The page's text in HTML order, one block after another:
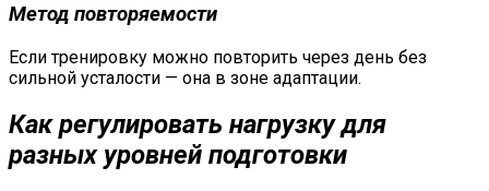
Метод повторяемости
Если тренировку можно повторить через день без
сильной усталости — она в зоне адаптации.
Как регулировать нагрузку для
разных уровней подготовки